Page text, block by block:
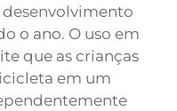
o ano. O uso em
que as crianças
em um